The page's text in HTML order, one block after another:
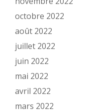
octobre 2022
août 2022
juillet 2022
juin 2022
mai 2022
avril 2022
mars 2022